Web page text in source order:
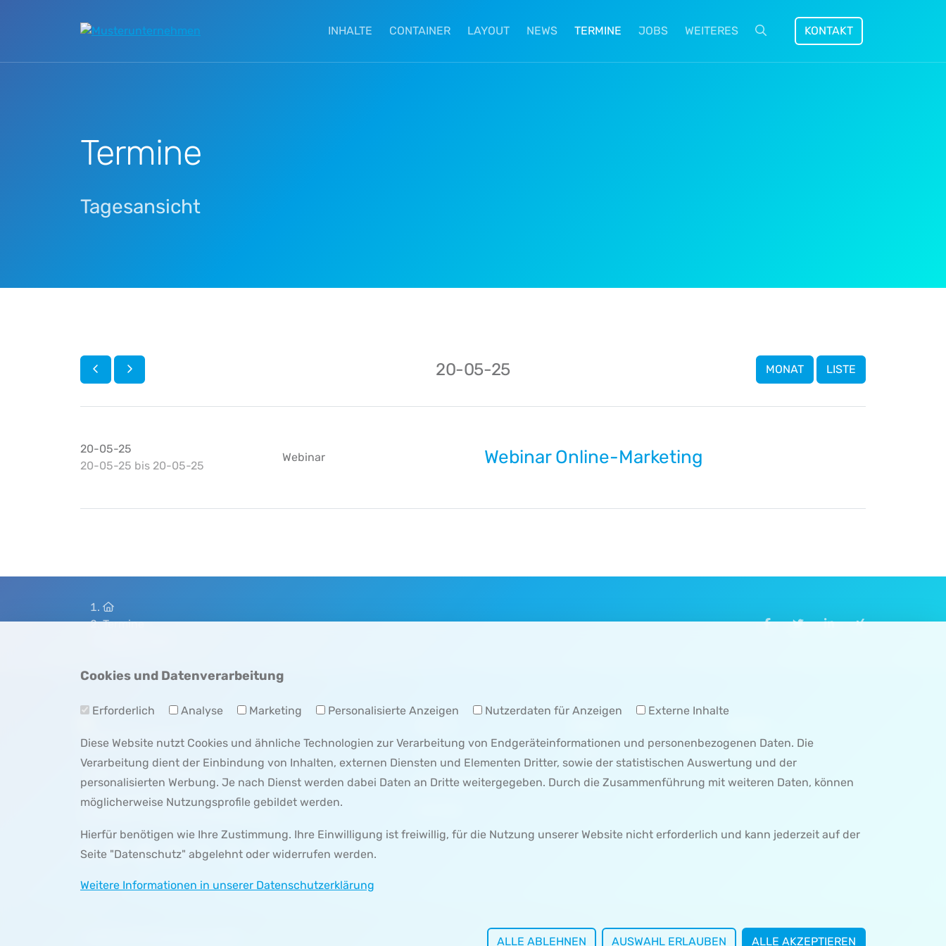
INHALTE
CONTAINER LAYOUT NEWS TERMINE JOBS WEITERES
KONTAKT
Suche öffnen
Termine
Tagesansicht
20-05-25
19-05-25 MONAT LISTE
20-05-25
20-05-25 bis 20-05-25
Webinar Webinar Online-Marketing
Startseite
Termine
Auf Facebook teilen
Auf Twitter teilen
Auf LinkedIn teilen
Auf XING teilen
+49 123 45678 9
info@example.com
IMPRESSUM
DATENSCHUTZ SEITE 2
SEITE 3
SEITE 4
Cookies und Datenverarbeitung
Erforderlich Analyse Marketing Personalisierte Anzeigen Nutzerdaten für Anzeigen Externe Inhalte
Diese Website nutzt Cookies und ähnliche Technologien zur Verarbeitung von Endgeräteinformationen und personenbezogenen Daten. Die
Verarbeitung dient der Einbindung von Inhalten, externen Diensten und Elementen Dritter, sowie der statistischen Auswertung und der
personalisierten Werbung. Je nach Dienst werden dabei Daten an Dritte weitergegeben. Durch die Zusammenführung mit weiteren Daten, können
möglicherweise Nutzungsprofile gebildet werden.
Hierfür benötigen wie Ihre Zustimmung. Ihre Einwilligung ist freiwillig, für die Nutzung unserer Website nicht erforderlich und kann jederzeit auf der
Seite "Datenschutz" abgelehnt oder widerrufen werden.
Weitere Informationen in unserer Datenschutzerklärung
ALLE AKZEPTIEREN
AUSWAHL ERLAUBEN
ALLE ABLEHNEN